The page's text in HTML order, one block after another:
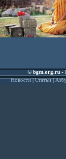
©bgm.org.ru-
Новости|Статьи|